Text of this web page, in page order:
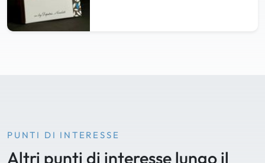
PUNTI DI INTERESSE
Altri punti di interesse lungo il